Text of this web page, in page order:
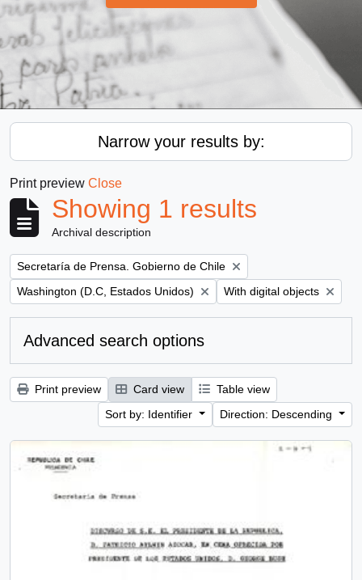
Narrow your results by:
Print preview Close
Showing 1 results
Archival description
Remove filter:
Secretaría de Prensa. Gobierno de Chile
Remove filter:
Washington (D.C, Estados Unidos) Remove filter:
With digital objects
Advanced search options
Print preview Card view
Table view
Sort by: Identifier
Direction: Descending